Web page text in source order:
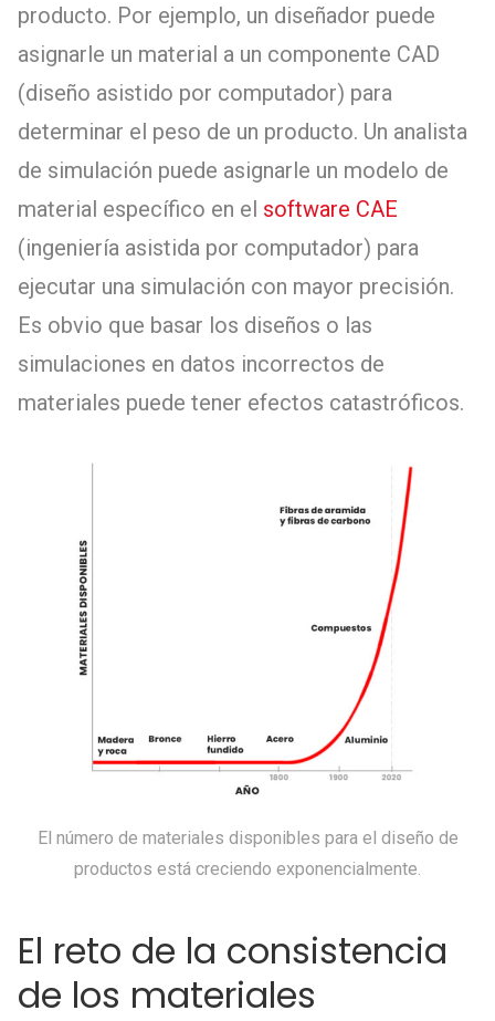
producto. Por ejemplo, un diseñador puede
asignarle un material a un componente CAD
(diseño asistido por computador) para
determinar el peso de un producto. Un analista
de simulación puede asignarle un modelo de
material específico en el software CAE
(ingeniería asistida por computador) para
ejecutar una simulación con mayor precisión.
Es obvio que basar los diseños o las
simulaciones en datos incorrectos de
materiales puede tener efectos catastróficos.
El número de materiales disponibles para el diseño de
productos está creciendo exponencialmente.
El reto de la consistencia
de los materiales